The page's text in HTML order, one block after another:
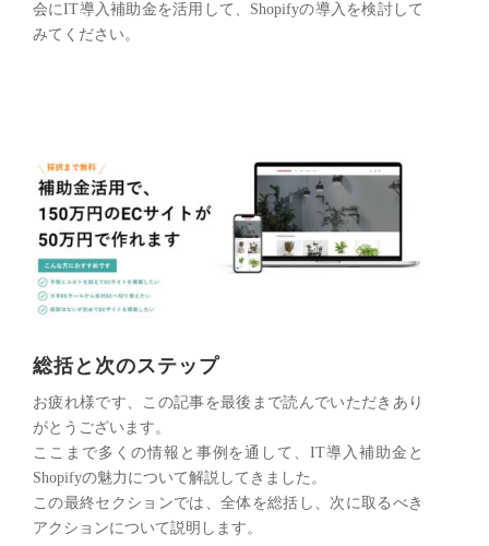
会にIT導入補助金を活用して、Shopifyの導入を検討して
みてください。
総括と次のステップ
お疲れ様です、この記事を最後まで読んでいただきあり
がとうございます。
ここまで多くの情報と事例を通して、IT導入補助金と
Shopifyの魅力について解説してきました。
この最終セクションでは、全体を総括し、次に取るべき
アクションについて説明します。